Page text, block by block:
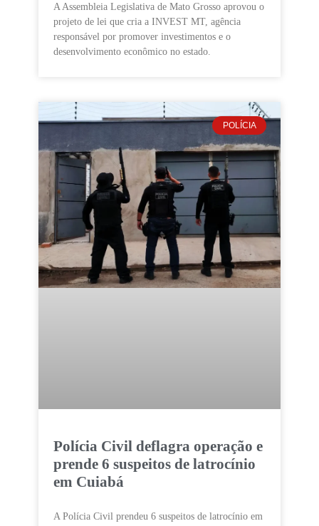
A Assembleia Legislativa de Mato Grosso aprovou o
projeto de lei que cria a INVEST MT, agência
responsável por promover investimentos e o
desenvolvimento econômico no estado.
POLÍCIA
Polícia Civil deflagra operação e
prende 6 suspeitos de latrocínio
em Cuiabá
A Polícia Civil prendeu 6 suspeitos de latrocínio em